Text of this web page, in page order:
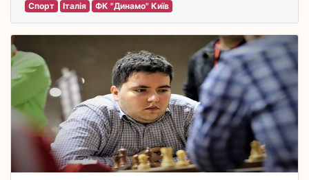
Спорт Італія ФК "Динамо" Київ